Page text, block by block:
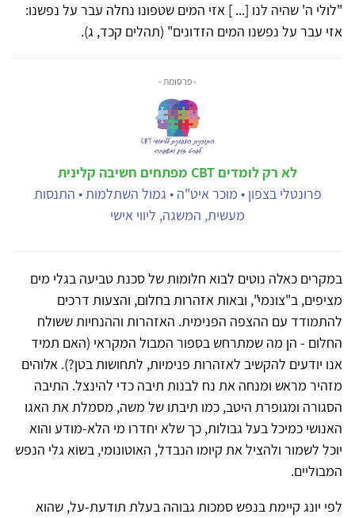
"לולי ה' שהיה לנו [... ] אזי המים שטפונו נחלה עבר על נפשנו:
אזי עבר על נפשנו המים הזדונים" (תהלים קכד, ג).
- פרסומת -
לא רק לומדים CBT מפתחים חשיבה קלינית
פרונטלי בצפון • מוכר איט"ה • גמול השתלמות • התנסות
מעשית, המשגה, ליווי אישי
במקרים כאלה נוטים לבוא חלומות של סכנת טביעה בגלי מים
מציפים, ב"צונמי", ובאות אזהרות בחלום, והצעות דרכים
להתמודד עם ההצפה הפנימית. האזהרות וההנחיות ששולח
החלום - הן מה שמתרחש בספור המבול המקראי (האם תמיד
אנו יודעים להקשיב לאזהרות פנימיות, לתחושות בטן?). אלוהים
מזהיר מראש ומנחה את נח לבנות תיבה כדי להינצל. התיבה
הסגורה ומגופרת היטב, כמו תיבתו של משה, מסמלת את האגו
האנושי כמיכל בעל גבולות, כך שלא יחדרו מי הלא-מודע והוא
יוכל לשמור ולהציל את קיומו הנבדל, האוטונומי, בשוֹא גלי הנפש
המבוליים.
לפי יונג קיימת בנפש סמכות גבוהה בעלת תודעת-על, שהוא